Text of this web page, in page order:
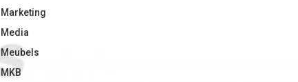
Marketing
Media
Meubels
MKB